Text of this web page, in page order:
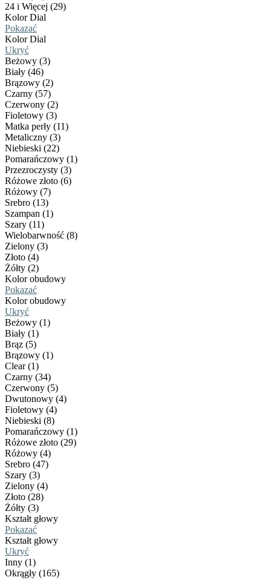
24 i Więcej (29)
Kolor Dial
Pokazać
Kolor Dial
Ukryć
Beżowy (3)
Biały (46)
Brązowy (2)
Czarny (57)
Czerwony (2)
Fioletowy (3)
Matka perły (11)
Metaliczny (3)
Niebieski (22)
Pomarańczowy (1)
Przezroczysty (3)
Różowe złoto (6)
Różowy (7)
Srebro (13)
Szampan (1)
Szary (11)
Wielobarwność (8)
Zielony (3)
Złoto (4)
Żółty (2)
Kolor obudowy
Pokazać
Kolor obudowy
Ukryć
Beżowy (1)
Biały (1)
Brąz (5)
Brązowy (1)
Clear (1)
Czarny (34)
Czerwony (5)
Dwutonowy (4)
Fioletowy (4)
Niebieski (8)
Pomarańczowy (1)
Różowe złoto (29)
Różowy (4)
Srebro (47)
Szary (3)
Zielony (4)
Złoto (28)
Żółty (3)
Kształt głowy
Pokazać
Kształt głowy
Ukryć
Inny (1)
Okrągły (165)